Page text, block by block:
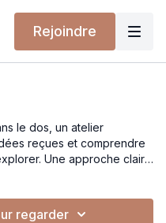
Rejoindre
le dos, un atelier
et comprendre
Une approche claire
et retrouver de la
regarder